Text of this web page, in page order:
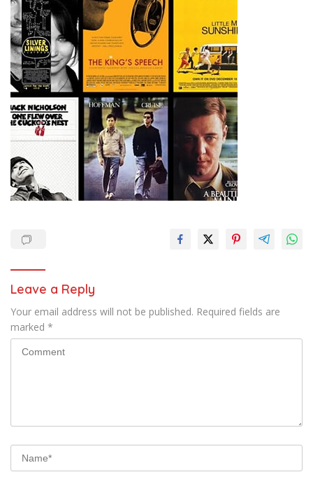
Leave a Reply
Your email address will not be published. Required fields are
marked *